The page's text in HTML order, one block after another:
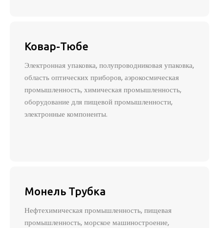
Ковар-Тюбе
Электронная упаковка, полупроводниковая упаковка,
область оптических приборов, аэрокосмическая
промышленность, химическая промышленность,
оборудование для пищевой промышленности,
электронные компоненты.
Монель Трубка
Нефтехимическая промышленность, пищевая
промышленность, морское машиностроение,